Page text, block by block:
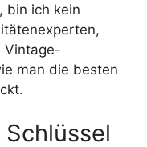
bin ich kein
Vintage-
man die besten